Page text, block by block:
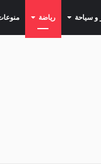
سياحة (current) رياضة (current)